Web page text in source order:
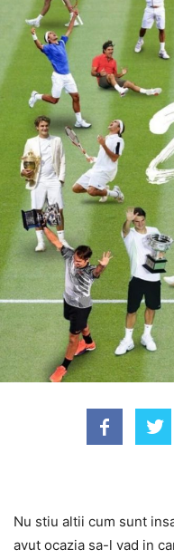
Nu stiu altii cum sunt
avut ocazia sa-l vad in